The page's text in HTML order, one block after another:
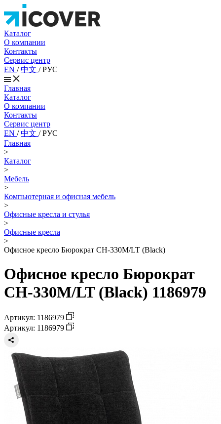
Каталог
О компании
Контакты
Сервис центр
EN /中文 /РУС
Главная
Каталог
О компании
Контакты
Сервис центр
EN /中文 /РУС
Главная
>
Каталог
>
Мебель
>
Компьютерная и офисная мебель
>
Офисные кресла и стулья
>
Офисные кресла
>
Офисное кресло Бюрократ CH-330M/LT (Black)
Офисное кресло Бюрократ
CH-330M/LT (Black) 1186979
Артикул: 1186979
Артикул: 1186979